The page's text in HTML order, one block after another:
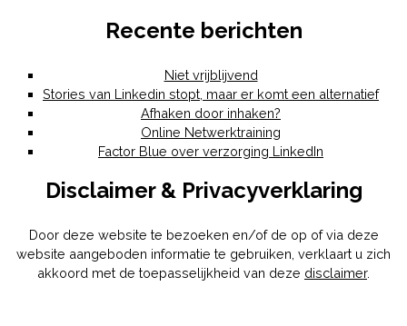
Recente berichten
Niet vrijblijvend
Stories van Linkedin stopt, maar er komt een alternatief
Afhaken door inhaken?
Online Netwerktraining
Factor Blue over verzorging LinkedIn
Disclaimer & Privacyverklaring
Door deze website te bezoeken en/of de op of via deze
website aangeboden informatie te gebruiken, verklaart u zich
akkoord met de toepasselijkheid van deze disclaimer.